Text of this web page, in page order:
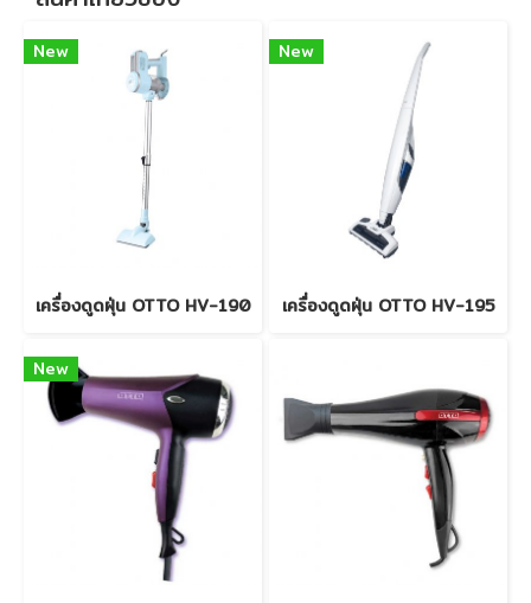
New
เครื่องดูดฝุ่น OTTO HV-190
New
เครื่องดูดฝุ่น OTTO HV-195
New